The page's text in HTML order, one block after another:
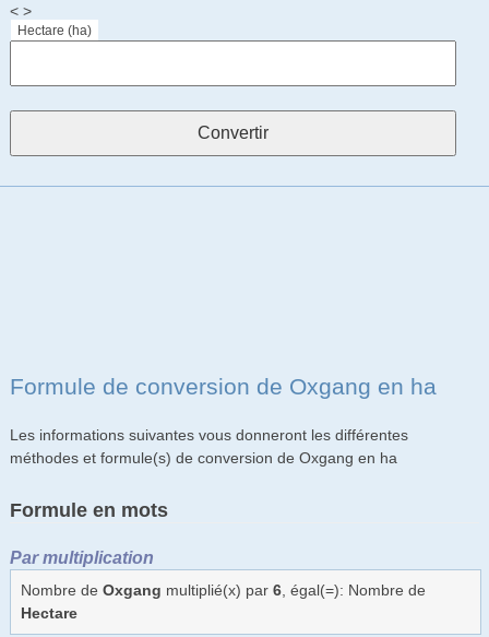
< >
Hectare (ha)
Formule de conversion de Oxgang en ha
Les informations suivantes vous donneront les différentes
méthodes et formule(s) de conversion de Oxgang en ha
Formule en mots
Par multiplication
Nombre de Oxgang multiplié(x) par 6, égal(=): Nombre de
Hectare